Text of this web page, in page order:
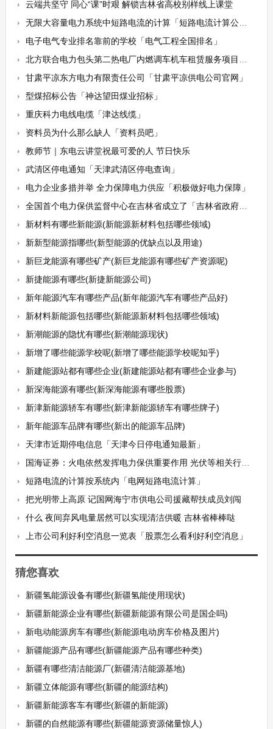
云端共坚守 同心“课”时艰 解锁吉林省高校别样线上课堂
无限大容量电力系统中短路电流的计算「短路电流计算公式」
电子电气专业排名靠前的学校「电气工程全国排名」
北方联合电力包头第二热电厂内燃调车机车租赁服务项目招标公告
甘肃平凉东方电力有限责任公司「甘肃平凉供电公司官网」
型煤招标公告「神达望田煤业招标」
重庆科力电线电缆「津达线缆」
资料员为什么那么缺人「资料员吧」
教师节｜东电云讲堂祝最可爱的人 节日快乐
武清区停电通知「天津武清区停电查询」
电力企业多措并举 全力保障电力供应「积极做好电力保障」
全国首个电力保供监督中心在吉林省成立了「吉林省政府官网」
新材料有哪些新能源(新能源新材料包括哪些领域)
新新型能源指哪些(新型能源的优缺点以及用途)
新巨龙能源有哪些矿产(新巨龙能源有哪些矿产资源呢)
新捷能源有哪些(新捷新能源公司)
新年能源汽车有哪些产品(新年能源汽车有哪些产品好)
新材料新能源包括哪些(新能源新材料包括哪些领域)
新潮能源的隐忧有哪些(新潮能源现状)
新增了哪些能源学校呢(新增了哪些能源学校呢知乎)
新建能源站都有哪些企业(新建能源站都有哪些企业参与)
新深海能源有哪些(新深海能源有哪些股票)
新津新能源轿车有哪些(新津新能源轿车有哪些牌子)
新年能源车品牌有哪些(新出的能源车品牌)
天津市近期停电信息「天津今日停电通知最新」
国海证券：火电依然发挥电力保供重要作用 光伏等相关行业有望持续景气
短路电流的计算按系统内「电网短路电流计算」
把光明带上高原 记国网海宁市供电公司援藏帮扶成员刘闯
什么 夜间弃风电量居然可以实现清洁供暖 吉林省棒棒哒
上市公司利好利空消息一览表「股票怎么看利好利空消息」
猜您喜欢
新疆氢能源设备有哪些(新疆氢能使用现状)
新疆新能源企业有哪些(新疆新能源有限公司是国企吗)
新电动能源房车有哪些(新能源电动房车价格及图片)
新疆能源产品有哪些(新疆能源产品有哪些种类)
新疆有哪些清洁能源厂(新疆清洁能源基地)
新疆立体能源有哪些(新疆的能源结构)
新疆新能源客车有哪些(新疆的新能源)
新疆的自然能源有哪些(新疆能源资源储量惊人)